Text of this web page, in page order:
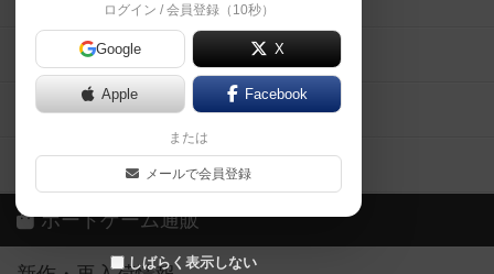
ログイン / 会員登録（10秒）
Google X
Apple Facebook
または
メールで会員登録
しばらく表示しない
ボドとも・会員一覧
ボードゲーム業界コラム
ボドゲーマご利用案内
ボードゲーム通販